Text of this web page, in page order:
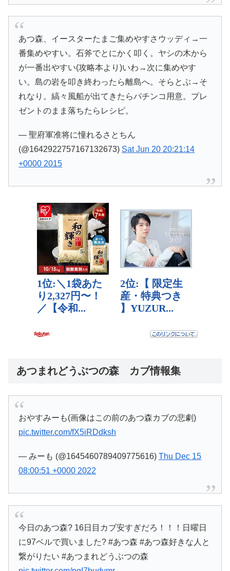
あつ森、イースターたまご集めやすさウッディ→一
番集めやすい。石斧でとにかく叩く。ヤシの木から
が一番出やすい(攻略本より)いわ→次に集めやす
い。島の岩を叩き終わったら離島へ。そらとぶ→そ
れなり。縞々風船が出てきたらパチンコ用意。プレ
ゼントのまま落ちたらレシピ。
— 聖府軍准将に憧れるさとちん
(@1642922757167132673) Sat Jun 20 20:21:14
+0000 2015
あつまれどうぶつの森 カブ情報集
おやすみーも(画像はこの前のあつ森カブの悲劇)
pic.twitter.com/fX5iRDdksh
— みーも (@1645460789409775616)Thu Dec 15
08:00:51 +0000 2022
今日のあつ森? 16日目カブ安すぎだろ！！！日曜日
に97ベルで買いました? #あつ森 #あつ森好きな人と
繋がりたい #あつまれどうぶつの森